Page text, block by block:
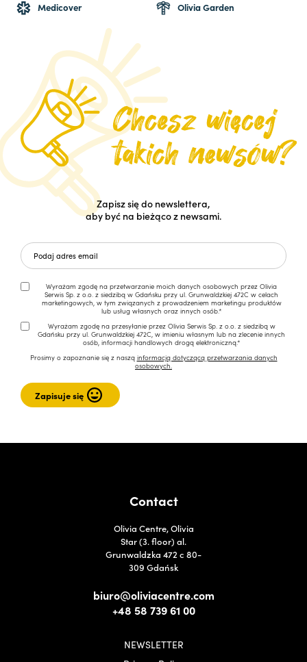
Medicover Olivia Garden
Zapisz się do newslettera,
aby być na bieżąco z newsami.
Wyrażam zgodę na przetwarzanie moich danych osobowych przez Olivia
Serwis Sp. z o.o. z siedzibą w Gdańsku przy ul. Grunwaldzkiej 472C w celach
marketingowych, w tym związanych z prowadzeniem marketingu produktów
lub usług własnych oraz innych osób.*
Wyrażam zgodę na przesyłanie przez Olivia Serwis Sp. z o.o. z siedzibą w
Gdańsku przy ul. Grunwaldzkiej 472C, w imieniu własnym lub na zlecenie innych
osób, informacji handlowych drogą elektroniczną.*
Prosimy o zapoznanie się z naszą informacją dotyczącą przetwarzania danych
osobowych.
Contact
Olivia Centre, Olivia
Star (3. floor) al.
Grunwaldzka 472 c 80-
309 Gdańsk
biuro@oliviacentre.com
+48 58 739 61 00
NEWSLETTER